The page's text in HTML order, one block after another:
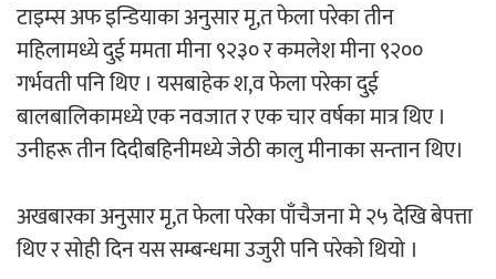
‘आइतबारको अफिस’ को परिचर्चा सम्पन्न
अर्जुन चन्द्रको ‘संवेदनाका प्रतिध्वनि’
टाइम्स अफ इन्डियाका अनुसार मृ,त फेला परेका तीन
महिलामध्ये दुई ममता मीना ९२३० र कमलेश मीना ९२००
गर्भवती पनि थिए । यसबाहेक श,व फेला परेका दुई
बालबालिकामध्ये एक नवजात र एक चार वर्षका मात्र थिए ।
उनीहरू तीन दिदीबहिनीमध्ये जेठी कालु मीनाका सन्तान थिए।
अखबारका अनुसार मृ,त फेला परेका पाँचैजना मे २५ देखि बेपत्ता
थिए र सोही दिन यस सम्बन्धमा उजुरी पनि परेको थियो ।